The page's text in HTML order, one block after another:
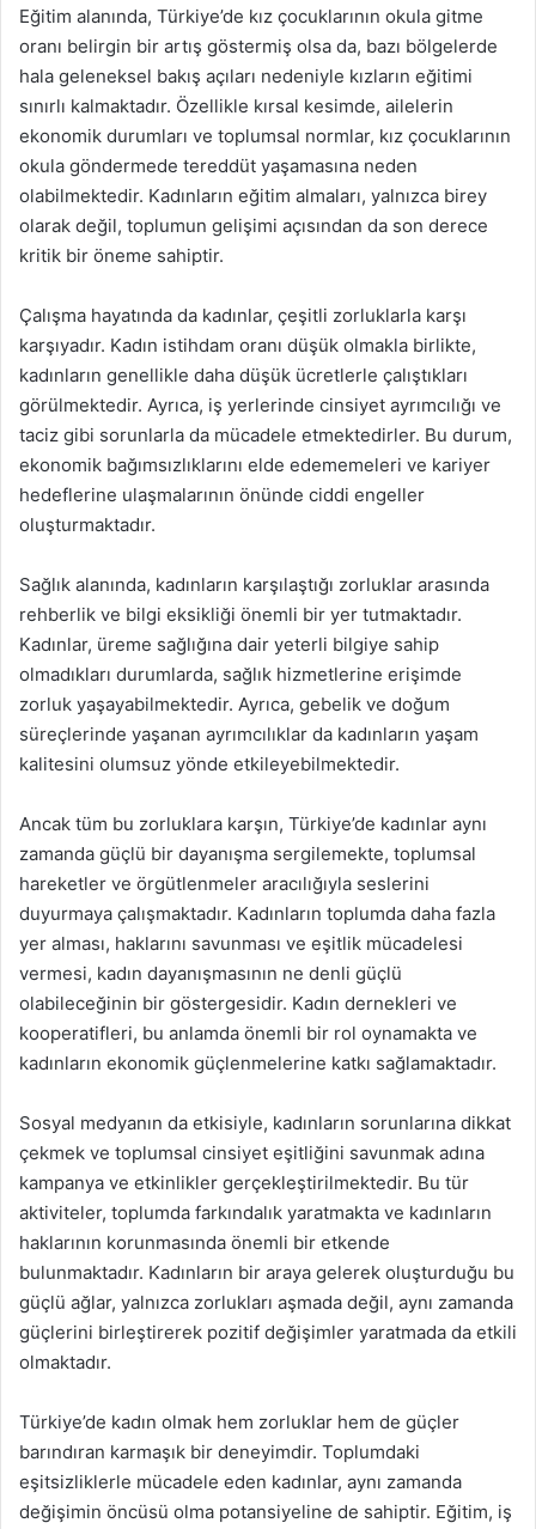
Eğitim alanında, Türkiye’de kız çocuklarının okula gitme
oranı belirgin bir artış göstermiş olsa da, bazı bölgelerde
hala geleneksel bakış açıları nedeniyle kızların eğitimi
sınırlı kalmaktadır. Özellikle kırsal kesimde, ailelerin
ekonomik durumları ve toplumsal normlar, kız çocuklarının
okula göndermede tereddüt yaşamasına neden
olabilmektedir. Kadınların eğitim almaları, yalnızca birey
olarak değil, toplumun gelişimi açısından da son derece
kritik bir öneme sahiptir.
Çalışma hayatında da kadınlar, çeşitli zorluklarla karşı
karşıyadır. Kadın istihdam oranı düşük olmakla birlikte,
kadınların genellikle daha düşük ücretlerle çalıştıkları
görülmektedir. Ayrıca, iş yerlerinde cinsiyet ayrımcılığı ve
taciz gibi sorunlarla da mücadele etmektedirler. Bu durum,
ekonomik bağımsızlıklarını elde edememeleri ve kariyer
hedeflerine ulaşmalarının önünde ciddi engeller
oluşturmaktadır.
Sağlık alanında, kadınların karşılaştığı zorluklar arasında
rehberlik ve bilgi eksikliği önemli bir yer tutmaktadır.
Kadınlar, üreme sağlığına dair yeterli bilgiye sahip
olmadıkları durumlarda, sağlık hizmetlerine erişimde
zorluk yaşayabilmektedir. Ayrıca, gebelik ve doğum
süreçlerinde yaşanan ayrımcılıklar da kadınların yaşam
kalitesini olumsuz yönde etkileyebilmektedir.
Ancak tüm bu zorluklara karşın, Türkiye’de kadınlar aynı
zamanda güçlü bir dayanışma sergilemekte, toplumsal
hareketler ve örgütlenmeler aracılığıyla seslerini
duyurmaya çalışmaktadır. Kadınların toplumda daha fazla
yer alması, haklarını savunması ve eşitlik mücadelesi
vermesi, kadın dayanışmasının ne denli güçlü
olabileceğinin bir göstergesidir. Kadın dernekleri ve
kooperatifleri, bu anlamda önemli bir rol oynamakta ve
kadınların ekonomik güçlenmelerine katkı sağlamaktadır.
Sosyal medyanın da etkisiyle, kadınların sorunlarına dikkat
çekmek ve toplumsal cinsiyet eşitliğini savunmak adına
kampanya ve etkinlikler gerçekleştirilmektedir. Bu tür
aktiviteler, toplumda farkındalık yaratmakta ve kadınların
haklarının korunmasında önemli bir etkende
bulunmaktadır. Kadınların bir araya gelerek oluşturduğu bu
güçlü ağlar, yalnızca zorlukları aşmada değil, aynı zamanda
güçlerini birleştirerek pozitif değişimler yaratmada da etkili
olmaktadır.
Türkiye’de kadın olmak hem zorluklar hem de güçler
barındıran karmaşık bir deneyimdir. Toplumdaki
eşitsizliklerle mücadele eden kadınlar, aynı zamanda
değişimin öncüsü olma potansiyeline de sahiptir. Eğitim, iş